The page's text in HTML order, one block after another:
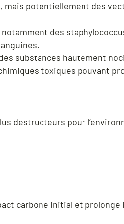
mais potentiellement des
des
substances hautement
toxiques pouvant
destructeurs pour
carbone initial et